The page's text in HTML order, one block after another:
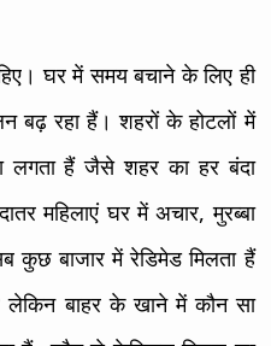
घर में समय बचाने के लिए ही
बढ़ रहा हैं। शहरों के होटलों में
लगता हैं जैसे शहर का हर बंदा
महिलाएं घर में अचार, मुरब्बा
कुछ बाजार में रेडिमेड मिलता हैं
बाहर के खाने में कौन सा